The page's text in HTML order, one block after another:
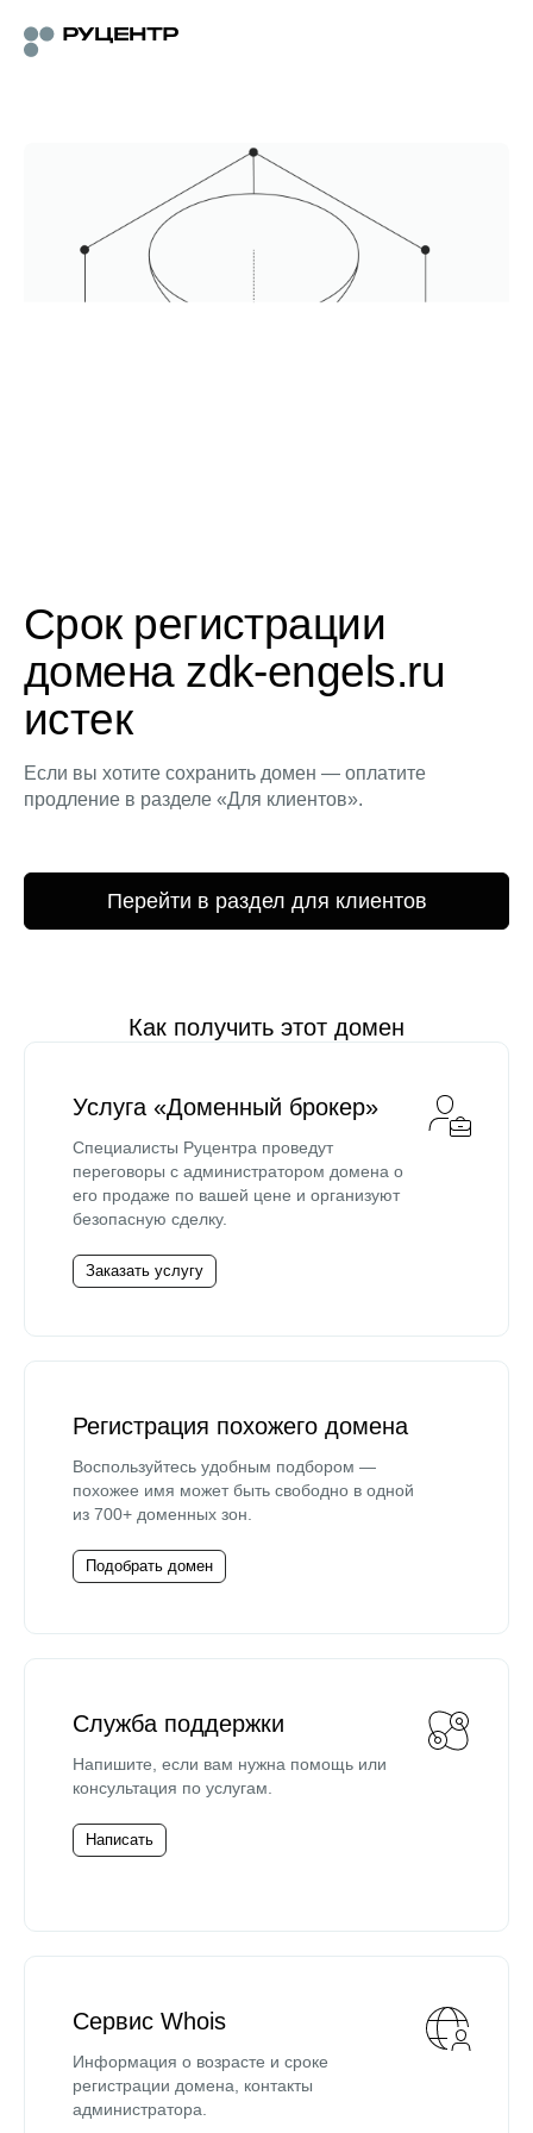
Срок регистрации
домена zdk-engels.ru
истек
Если вы хотите сохранить домен — оплатите
продление в разделе «Для клиентов».
Перейти в раздел для клиентов
Как получить этот домен
Услуга «Доменный брокер»
Специалисты Руцентра проведут
переговоры с администратором домена о
его продаже по вашей цене и организуют
безопасную сделку.
Заказать услугу
Регистрация похожего домена
Воспользуйтесь удобным подбором —
похожее имя может быть свободно в одной
из 700+ доменных зон.
Подобрать домен
Служба поддержки
Напишите, если вам нужна помощь или
консультация по услугам.
Написать
Сервис Whois
Информация о возрасте и сроке
регистрации домена, контакты
администратора.